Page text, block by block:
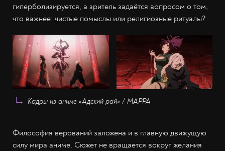
гиперболизируется, а зритель задаётся вопросом о том,
что важнее: чистые помыслы или религиозные ритуалы?
Кадры из аниме «Адский рай» / МАРРА
Философия верований заложена и в главную движущую
силу мира аниме. Сюжет не вращается вокруг желания